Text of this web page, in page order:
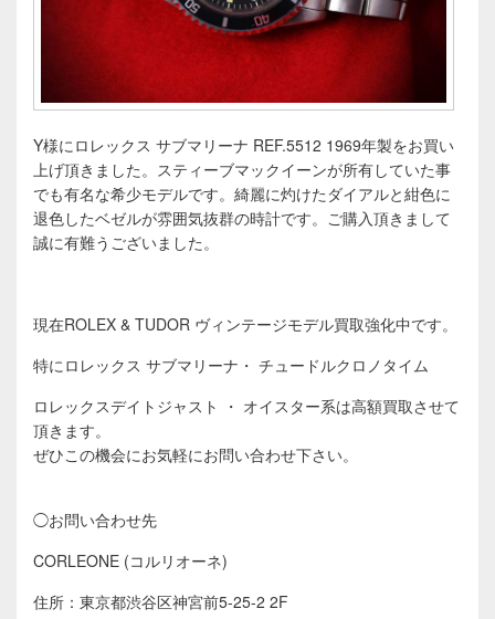
Y様にロレックス サブマリーナ REF.5512 1969年製をお買い
上げ頂きました。スティーブマックイーンが所有していた事
でも有名な希少モデルです。綺麗に灼けたダイアルと紺色に
退色したベゼルが雰囲気抜群の時計です。ご購入頂きまして
誠に有難うございました。
現在ROLEX & TUDOR ヴィンテージモデル買取強化中です。
特にロレックス サブマリーナ・ チュードルクロノタイム
ロレックスデイトジャスト ・ オイスター系は高額買取させて
頂きます。
ぜひこの機会にお気軽にお問い合わせ下さい。
◯お問い合わせ先
CORLEONE (コルリオーネ)
住所：東京都渋谷区神宮前5-25-2 2F